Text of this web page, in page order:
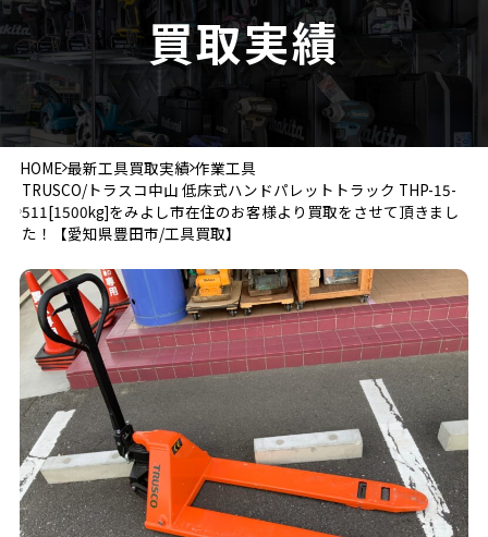
買取実績
HOME 最新工具買取実績 作業工具
TRUSCO/トラスコ中山 低床式ハンドパレットトラック THP-15-
511[1500kg]をみよし市在住のお客様より買取をさせて頂きまし
た！【愛知県豊田市/工具買取】